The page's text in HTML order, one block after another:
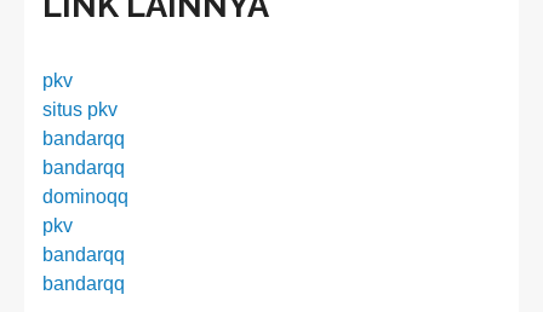
pkv
situs pkv
bandarqq
bandarqq
dominoqq
pkv
bandarqq
bandarqq